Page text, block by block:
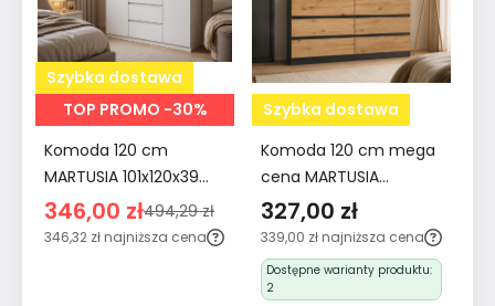
Szybka dostawa
TOP PROMO -30%
Komoda 120 cm
MARTUSIA 101x120x39
cm z 2 drzwiami i 4
szufladami biała do
346,00 zł494,29 zł
346,32 zł najniższa cena
Szybka dostawa
Komoda 120 cm mega
cena MARTUSIA
78,5x120x40 cm z 6
szufladami dąb artisan
antracyt do salonu i
sypialni
327,00 zł
339,00 zł najniższa cena
Dostępne warianty produktu:
2